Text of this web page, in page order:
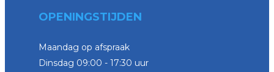
OPENINGSTIJDEN
Maandag op afspraak
Dinsdag 09:00 - 17:30 uur